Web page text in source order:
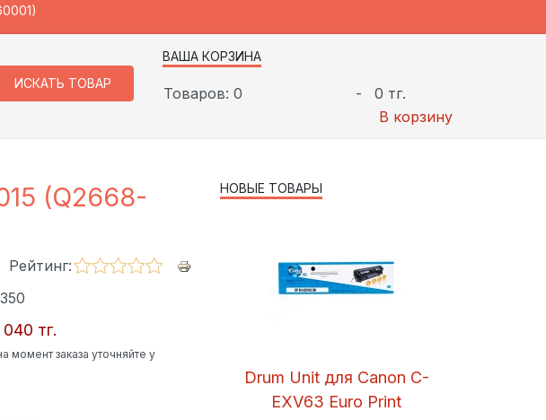
ВАША КОРЗИНА
Товаров: 0 -
0 тг.
В корзину
(Q2668-
Рейтинг:
тг.
момент заказа уточняйте у
НОВЫЕ ТОВАРЫ
Drum Unit для Canon C-
EXV63 Euro Print